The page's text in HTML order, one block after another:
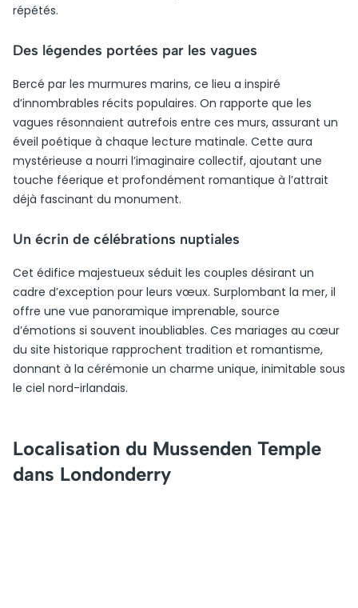
répétés.
Des légendes portées par les vagues
Bercé par les murmures marins, ce lieu a inspiré
d’innombrables récits populaires. On rapporte que les
vagues résonnaient autrefois entre ces murs, assurant un
éveil poétique à chaque lecture matinale. Cette aura
mystérieuse a nourri l’imaginaire collectif, ajoutant une
touche féerique et profondément romantique à l’attrait
déjà fascinant du monument.
Un écrin de célébrations nuptiales
Cet édifice majestueux séduit les couples désirant un
cadre d’exception pour leurs vœux. Surplombant la mer, il
offre une vue panoramique imprenable, source
d’émotions si souvent inoubliables. Ces mariages au cœur
du site historique rapprochent tradition et romantisme,
donnant à la cérémonie un charme unique, inimitable sous
le ciel nord-irlandais.
Localisation du Mussenden Temple
dans Londonderry